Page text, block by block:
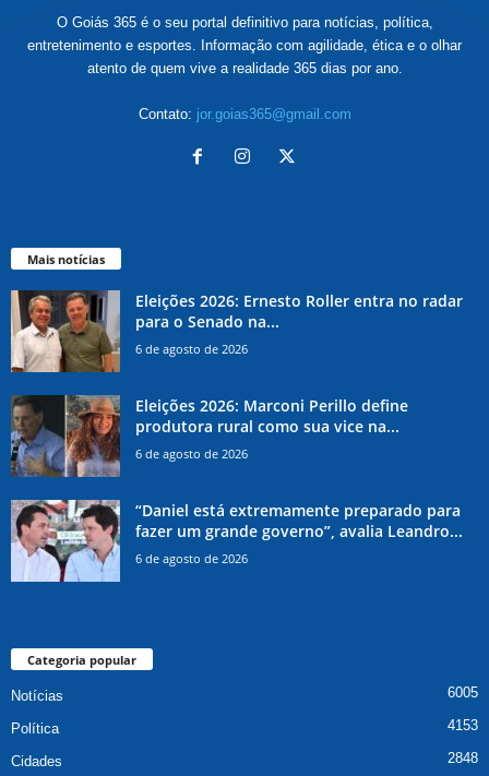
O Goiás 365 é o seu portal definitivo para notícias, política,
entretenimento e esportes. Informação com agilidade, ética e o olhar
atento de quem vive a realidade 365 dias por ano.
Contato: jor.goias365@gmail.com
Mais notícias
Eleições 2026: Ernesto Roller entra no radar
para o Senado na...
6 de agosto de 2026
Eleições 2026: Marconi Perillo define
produtora rural como sua vice na...
6 de agosto de 2026
“Daniel está extremamente preparado para
fazer um grande governo”, avalia Leandro...
6 de agosto de 2026
Categoria popular
Notícias 6005
Política 4153
Cidades 2848